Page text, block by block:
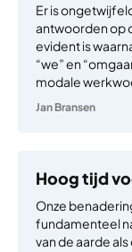
Er is
antwoorden op
evident is
“we” en
modale
Jan Bransen
Hoog tijd
Onze
fundamenteel
van de aarde